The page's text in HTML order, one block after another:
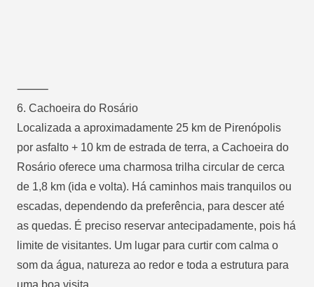
⸻
6. Cachoeira do Rosário
Localizada a aproximadamente 25 km de Pirenópolis
por asfalto + 10 km de estrada de terra, a Cachoeira do
Rosário oferece uma charmosa trilha circular de cerca
de 1,8 km (ida e volta). Há caminhos mais tranquilos ou
escadas, dependendo da preferência, para descer até
as quedas. É preciso reservar antecipadamente, pois há
limite de visitantes. Um lugar para curtir com calma o
som da água, natureza ao redor e toda a estrutura para
uma boa visita.